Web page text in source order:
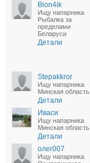
Bion4ik
Ищу напарника
Рыбалка за
пределами
Беларуси
Детали
Stepakkror
Ищу напарника
Минская область
Детали
Иваси
Ищу напарника
Минская область
Детали
олег007
Ищу напарника